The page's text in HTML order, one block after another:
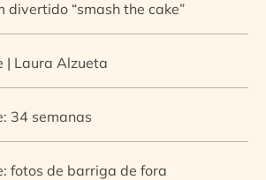
divertido “smash the cake”
| Laura Alzueta
34 semanas
fotos de barriga de fora